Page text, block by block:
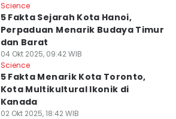
Science
5 Fakta Sejarah Kota Hanoi,
Perpaduan Menarik Budaya Timur
dan Barat
04 Okt 2025, 09:42 WIB
Science
5 Fakta Menarik Kota Toronto,
Kota Multikultural Ikonik di
Kanada
02 Okt 2025, 18:42 WIB